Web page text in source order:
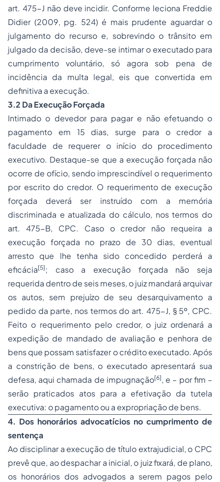
art. 475-J não deve incidir. Conforme leciona Freddie
Didier (2009, pg. 524) é mais prudente aguardar o
julgamento do recurso e, sobrevindo o trânsito em
julgado da decisão, deve-se intimar o executado para
cumprimento voluntário, só agora sob pena de
incidência da multa legal, eis que convertida em
definitiva a execução.
3.2 Da Execução Forçada
Intimado o devedor para pagar e não efetuando o
pagamento em 15 dias, surge para o credor a
faculdade de requerer o início do procedimento
executivo. Destaque-se que a execução forçada não
ocorre de ofício, sendo imprescindível o requerimento
por escrito do credor. O requerimento de execução
forçada deverá ser instruído com a memória
discriminada e atualizada do cálculo, nos termos do
art. 475-B, CPC. Caso o credor não requeira a
execução forçada no prazo de 30 dias, eventual
arresto que lhe tenha sido concedido perderá a
eficácia[5] ; caso a execução forçada não seja
requerida dentro de seis meses, o juiz mandará arquivar
os autos, sem prejuízo de seu desarquivamento a
pedido da parte, nos termos do art. 475-J, § 5º, CPC.
Feito o requerimento pelo credor, o juiz ordenará a
expedição de mandado de avaliação e penhora de
bens que possam satisfazer o crédito executado. Após
a constrição de bens, o executado apresentará sua
defesa, aqui chamada de impugnação[6], e – por fim –
serão praticados atos para a efetivação da tutela
executiva: o pagamento ou a expropriação de bens.
4. Dos honorários advocatícios no cumprimento de
sentença
Ao disciplinar a execução de título extrajudicial, o CPC
prevê que, ao despachar a inicial, o juiz fixará, de plano,
os honorários dos advogados a serem pagos pelo